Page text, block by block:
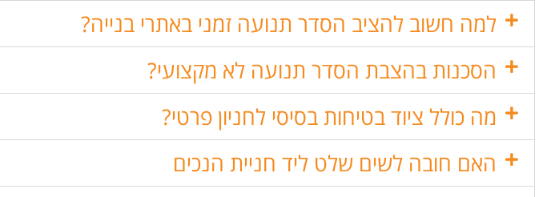
למה חשוב להציב הסדר תנועה זמני באתרי בנייה?
הסכנות בהצבת הסדר תנועה לא מקצועי?
מה כולל ציוד בטיחות בסיסי לחניון פרטי?
האם חובה לשים שלט ליד חניית הנכים